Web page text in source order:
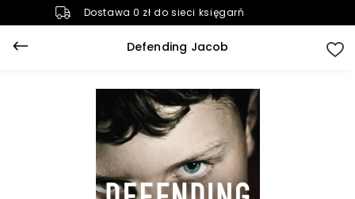
Dostawa 0 zł do sieci księgarń
Defending Jacob